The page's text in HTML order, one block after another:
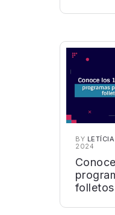
BY
2024
folletos